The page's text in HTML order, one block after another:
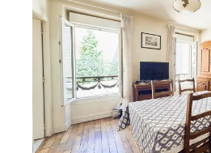
PARIS 75019
47,60 m , 3 pièces
Ref : 8945
Appartement F3 à
420 000 €
EXCLUSIVITE CENTURY 21